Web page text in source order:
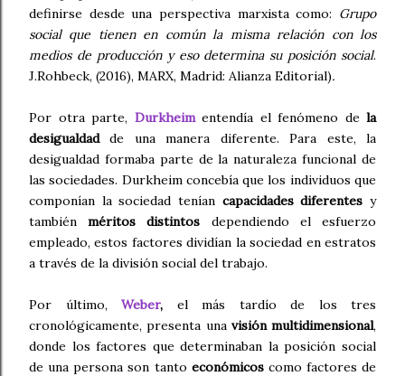
definirse desde una perspectiva marxista como: Grupo
social que tienen en común la misma relación con los
medios de producción y eso determina su posición social.
J.Rohbeck, (2016), MARX, Madrid: Alianza Editorial).
Por otra parte, Durkheimentendía el fenómeno de la
desigualdadde una manera diferente. Para este, la
desigualdad formaba parte de la naturaleza funcional de
las sociedades. Durkheim concebía que los individuos que
componían la sociedad tenían capacidades diferentes y
también méritos distintos dependiendo el esfuerzo
empleado, estos factores dividían la sociedad en estratos
a través de la división social del trabajo.
Por último, Weber, el más tardío de los tres
cronológicamente, presenta una visión multidimensional,
donde los factores que determinaban la posición social
de una persona son tanto económicoscomo factores de